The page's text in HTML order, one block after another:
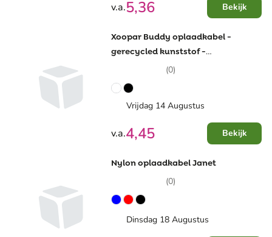
v.a.5,36 Bekijk
Xoopar Buddy oplaadkabel -
gerecycled kunststof -
sleutelhanger(0)
Vrijdag 14 Augustus
v.a.4,45 Bekijk
Nylon oplaadkabel Janet
(0)
Dinsdag 18 Augustus